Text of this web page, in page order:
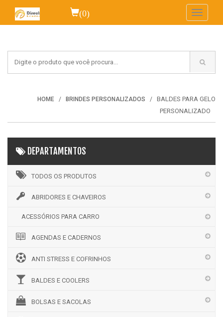
(0)
Toggle
HOME BRINDES PERSONALIZADOS
BALDES PARA GELO
PERSONALIZADO
DEPARTAMENTOS
TODOS OS PRODUTOS
ABRIDORES E CHAVEIROS
ACESSÓRIOS PARA CARRO
AGENDAS E CADERNOS
ANTI STRESS E COFRINHOS
BALDES E COOLERS
BOLSAS E SACOLAS